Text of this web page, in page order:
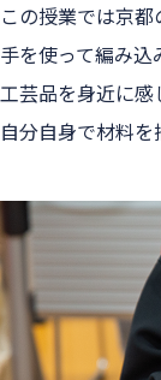
この授業では京
手を使って編み込
工芸品を身近に感
自分自身で材料を